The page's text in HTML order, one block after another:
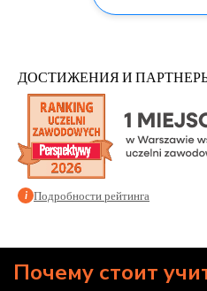
ДОСТИЖЕНИЯ И
i Подробности рейтинга
Почему стоит